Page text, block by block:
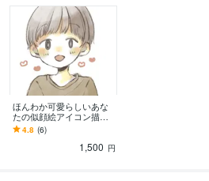
ほんわか可愛らしいあな
たの似顔絵アイコン描き
ます SNSアイコン、プレ
ゼント用にも！
4.8 (6)
1,500 円